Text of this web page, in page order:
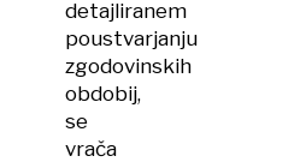
detajliranem
poustvarjanju
zgodovinskih
obdobij,
se
vrača